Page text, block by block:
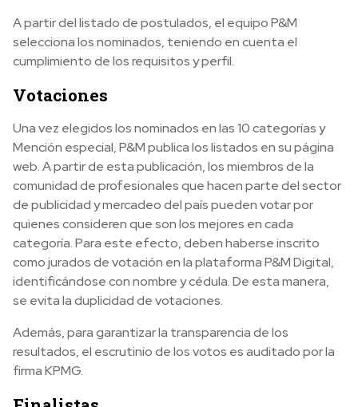
A partir del listado de postulados, el equipo P&M
selecciona los nominados, teniendo en cuenta el
cumplimiento de los requisitos y perfil.
Votaciones
Una vez elegidos los nominados en las 10 categorías y
Mención especial, P&M publica los listados en su página
web. A partir de esta publicación, los miembros de la
comunidad de profesionales que hacen parte del sector
de publicidad y mercadeo del país pueden votar por
quienes consideren que son los mejores en cada
categoría. Para este efecto, deben haberse inscrito
como jurados de votación en la plataforma P&M Digital,
identificándose con nombre y cédula. De esta manera,
se evita la duplicidad de votaciones.
Además, para garantizar la transparencia de los
resultados, el escrutinio de los votos es auditado por la
firma KPMG.